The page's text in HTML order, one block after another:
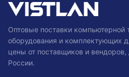
Оптовые поставки компьютерной
оборудования и комплектующих
цены от поставщиков и вендоров,
России.